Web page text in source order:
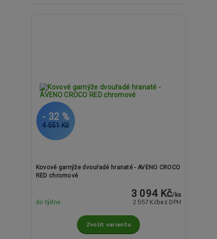
4 551 Kč
- 32 %
Kovové garnýže dvouřadé hranaté - AVENO CROCO
RED chromové
3 094 Kč/ ks
2 557 Kč bez DPH
do týdne
Zvolit variantu